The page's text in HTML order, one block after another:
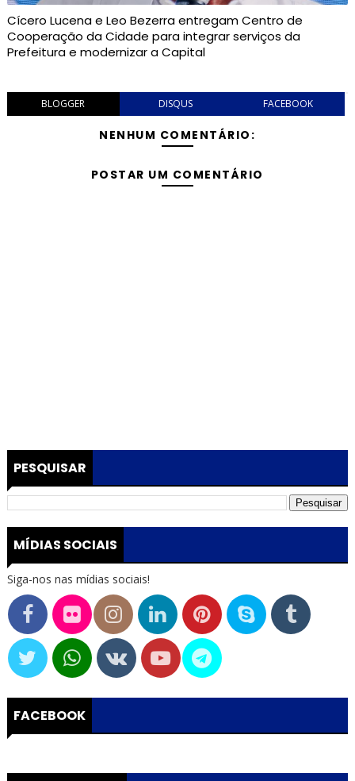
Cícero Lucena e Leo Bezerra entregam Centro de
Cooperação da Cidade para integrar serviços da
Prefeitura e modernizar a Capital
BLOGGER DISQUS FACEBOOK
NENHUM COMENTÁRIO:
POSTAR UM COMENTÁRIO
PESQUISAR
MÍDIAS SOCIAIS
Siga-nos nas mídias sociais!
FACEBOOK